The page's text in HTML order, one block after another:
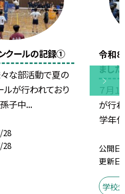
クールの記録①
々な部活動で夏の
ルが行われており
子中...
28
28
令和
ました
７月
が行
学年
公開日
更新日
学校